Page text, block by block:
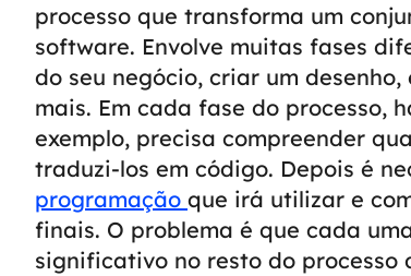
processo que transforma um
software. Envolve muitas fases
do seu negócio, criar um
mais. Em cada fase do processo,
exemplo, precisa compreender
traduzi-los em código. Depois é
programação que irá utilizar e
finais. O problema é que cada
significativo no resto do processo